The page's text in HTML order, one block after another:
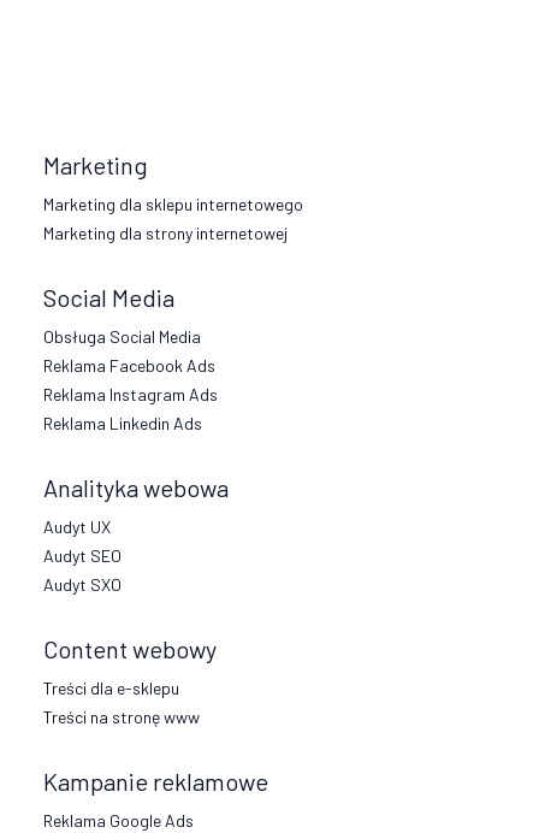
Marketing
Marketing dla sklepu internetowego
Marketing dla strony internetowej
Social Media
Obsługa Social Media
Reklama Facebook Ads
Reklama Instagram Ads
Reklama Linkedin Ads
Analityka webowa
Audyt UX
Audyt SEO
Audyt SXO
Content webowy
Treści dla e-sklepu
Treści na stronę www
Kampanie reklamowe
Reklama Google Ads